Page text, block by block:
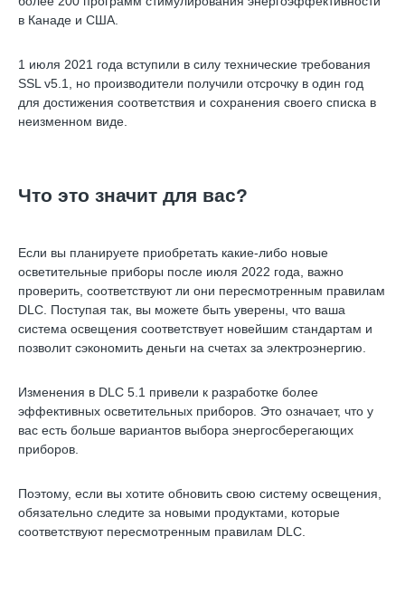
в Канаде и США.
1 июля 2021 года вступили в силу технические требования
SSL v5.1, но производители получили отсрочку в один год
для достижения соответствия и сохранения своего списка в
неизменном виде.
Что это значит для вас?
Если вы планируете приобретать какие-либо новые
осветительные приборы после июля 2022 года, важно
проверить, соответствуют ли они пересмотренным правилам
DLC. Поступая так, вы можете быть уверены, что ваша
система освещения соответствует новейшим стандартам и
позволит сэкономить деньги на счетах за электроэнергию.
Изменения в DLC 5.1 привели к разработке более
эффективных осветительных приборов. Это означает, что у
вас есть больше вариантов выбора энергосберегающих
приборов.
Поэтому, если вы хотите обновить свою систему освещения,
обязательно следите за новыми продуктами, которые
соответствуют пересмотренным правилам DLC.